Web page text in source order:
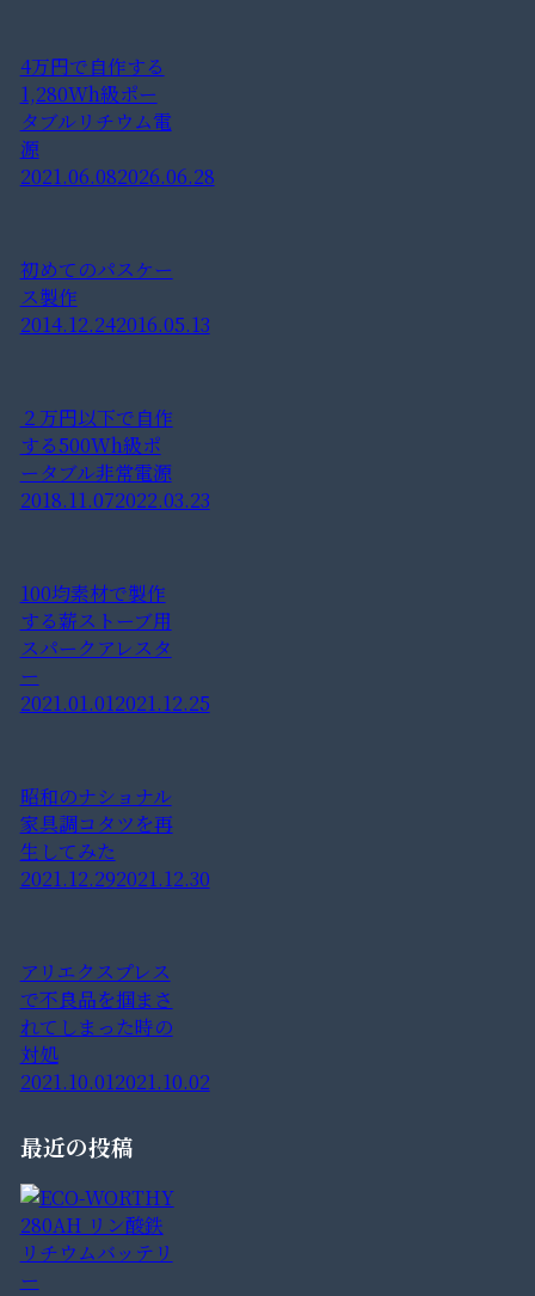
4万円で自作する
1,280Wh級ポー
タブルリチウム電
源
2021.06.082026.06.28
初めてのパスケー
ス製作
2014.12.242016.05.13
２万円以下で自作
する500Wh級ポ
ータブル非常電源
2018.11.072022.03.23
100均素材で製作
する薪ストーブ用
スパークアレスタ
ー
2021.01.012021.12.25
昭和のナショナル
家具調コタツを再
生してみた
2021.12.292021.12.30
アリエクスプレス
で不良品を掴まさ
れてしまった時の
対処
2021.10.012021.10.02
最近の投稿